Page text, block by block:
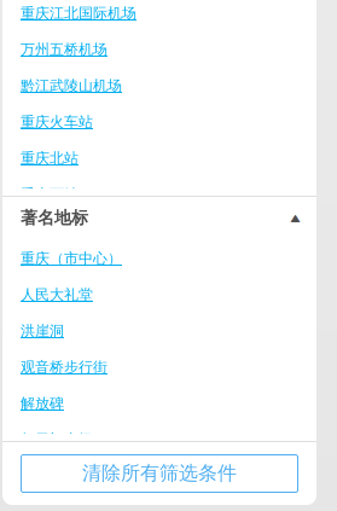
璧山区
垫江
铜梁区
酉阳
黔江区
荣昌区
大渡口区
彭水
大学城
冉家坝/龙溪
重庆火车西站/巴国城
大坪/时代天街
万州万达广场
西南大学/缙云山度假区
巴南万达商圈
重庆江北国际机场
万州五桥机场
黔江武陵山机场
重庆火车站
重庆北站
重庆西站
沙坪坝火车站
著名地标
重庆（市中心）
人民大礼堂
洪崖洞
观音桥步行街
解放碑
朝天门广场
重庆大剧院清除所有筛选条件